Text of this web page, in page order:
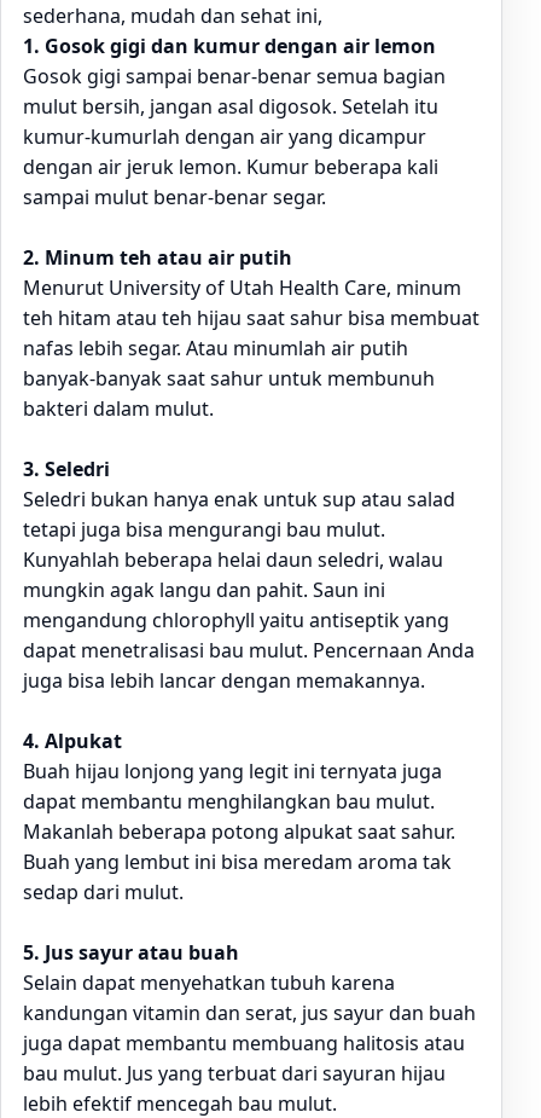
sederhana, mudah dan sehat ini,
1. Gosok gigi dan kumur dengan air lemon
Gosok gigi sampai benar-benar semua bagian
mulut bersih, jangan asal digosok. Setelah itu
kumur-kumurlah dengan air yang dicampur
dengan air jeruk lemon. Kumur beberapa kali
sampai mulut benar-benar segar.
2. Minum teh atau air putih
Menurut University of Utah Health Care, minum
teh hitam atau teh hijau saat sahur bisa membuat
nafas lebih segar. Atau minumlah air putih
banyak-banyak saat sahur untuk membunuh
bakteri dalam mulut.
3. Seledri
Seledri bukan hanya enak untuk sup atau salad
tetapi juga bisa mengurangi bau mulut.
Kunyahlah beberapa helai daun seledri, walau
mungkin agak langu dan pahit. Saun ini
mengandung chlorophyll yaitu antiseptik yang
dapat menetralisasi bau mulut. Pencernaan Anda
juga bisa lebih lancar dengan memakannya.
4. Alpukat
Buah hijau lonjong yang legit ini ternyata juga
dapat membantu menghilangkan bau mulut.
Makanlah beberapa potong alpukat saat sahur.
Buah yang lembut ini bisa meredam aroma tak
sedap dari mulut.
5. Jus sayur atau buah
Selain dapat menyehatkan tubuh karena
kandungan vitamin dan serat, jus sayur dan buah
juga dapat membantu membuang halitosis atau
bau mulut. Jus yang terbuat dari sayuran hijau
lebih efektif mencegah bau mulut.